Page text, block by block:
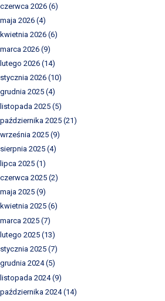
czerwca 2026 (6)
maja 2026 (4)
kwietnia 2026 (6)
marca 2026 (9)
lutego 2026 (14)
stycznia 2026 (10)
grudnia 2025 (4)
listopada 2025 (5)
października 2025 (21)
września 2025 (9)
sierpnia 2025 (4)
lipca 2025 (1)
czerwca 2025 (2)
maja 2025 (9)
kwietnia 2025 (6)
marca 2025 (7)
lutego 2025 (13)
stycznia 2025 (7)
grudnia 2024(5)
listopada 2024(9)
października 2024(14)